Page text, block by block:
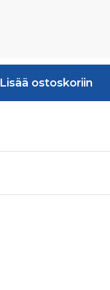
Lisää ostoskoriin